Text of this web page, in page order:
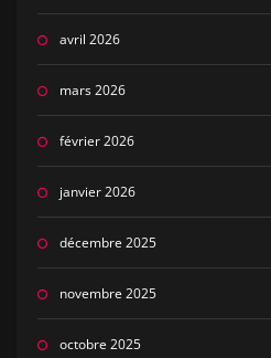
avril 2026
mars 2026
février 2026
janvier 2026
décembre 2025
novembre 2025
octobre 2025